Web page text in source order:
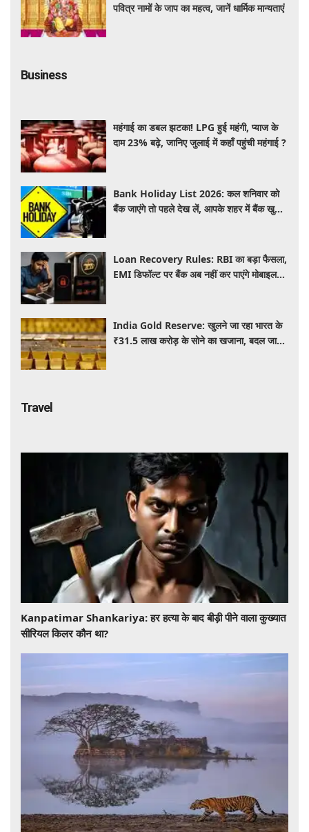
पवित्र नामों के जाप का महत्व, जानें धार्मिक मान्यताएं
Business
महंगाई का डबल झटका! LPG हुई महंगी, प्याज के
दाम 23% बढ़े, जानिए जुलाई में कहाँ पहुंची महंगाई ?
Bank Holiday List 2026: कल शनिवार को
बैंक जाएंगे तो पहले देख लें, आपके शहर में बैंक खुले
Loan Recovery Rules: RBI का बड़ा फैसला,
EMI डिफॉल्ट पर बैंक अब नहीं कर पाएंगे मोबाइल
India Gold Reserve: खुलने जा रहा भारत के
₹31.5 लाख करोड़ के सोने का खजाना, बदल जाएगा
Travel
​​​​​​​Kanpatimar Shankariya: हर हत्या के बाद बीड़ी पीने वाला कुख्यात
सीरियल किलर कौन था?